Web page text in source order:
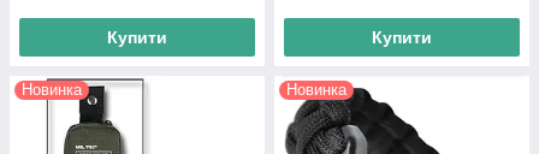
Купити Купити
Новинка Новинка